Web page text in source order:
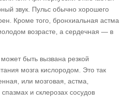
звук. Пульс обычно хорошего
Кроме того, бронхиальная астма
возрасте, а сердечная — в
быть вызвана резкой
мозга кислородом. Это так
или мозговая, астма,
и склерозах сосудов